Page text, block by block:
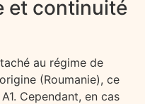
et continuité
au régime de
(Roumanie), ce
Cependant, en cas